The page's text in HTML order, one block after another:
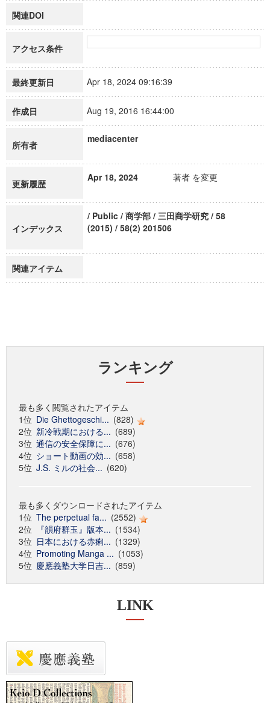
関連DOI
アクセス条件
最終更新日 Apr 18, 2024 09:16:39
作成日 Aug 19, 2016 16:44:00
所有者
mediacenter
更新履歴
Apr 18, 2024 著者 を変更
インデックス
/ Public / 商学部 / 三田商学研究 / 58
(2015) / 58(2) 201506
関連アイテム
ランキング
最も多く閲覧されたアイテム
1位 Die Ghettogeschi... (828)
2位 新冷戦期における... (689)
3位 通信の安全保障に... (676)
4位 ショート動画の効... (658)
5位 J.S. ミルの社会... (620)
最も多くダウンロードされたアイテム
1位 The perpetual fa... (2552)
2位
『韻府群玉』版本... (1534)
3位 日本における赤痢... (1329)
4位 Promoting Manga ... (1053)
5位 慶應義塾大学日吉... (859)
LINK